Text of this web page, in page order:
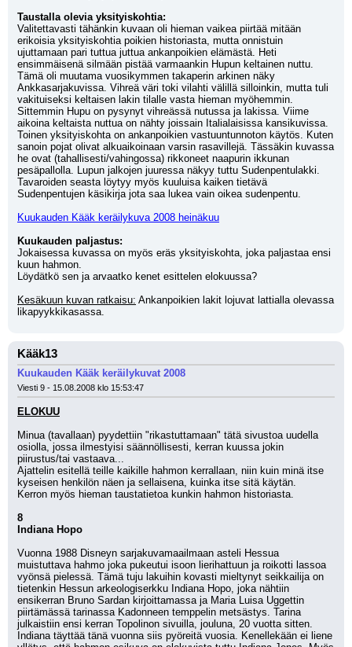
Taustalla olevia yksityiskohtia:
Valitettavasti tähänkin kuvaan oli hieman vaikea piirtää mitään
erikoisia yksityiskohtia poikien historiasta, mutta onnistuin
ujuttamaan pari tuttua juttua ankanpoikien elämästä. Heti
ensimmäisenä silmään pistää varmaankin Hupun keltainen nuttu.
Tämä oli muutama vuosikymmen takaperin arkinen näky
Ankkasarjakuvissa. Vihreä väri toki vilahti välillä silloinkin, mutta tuli
vakituiseksi keltaisen lakin tilalle vasta hieman myöhemmin.
Sittemmin Hupu on pysynyt vihreässä nutussa ja lakissa. Viime
aikoina keltaista nuttua on nähty joissain Italialaisissa kansikuvissa.
Toinen yksityiskohta on ankanpoikien vastuuntunnoton käytös. Kuten
sanoin pojat olivat alkuaikoinaan varsin rasavillejä. Tässäkin kuvassa
he ovat (tahallisesti/vahingossa) rikkoneet naapurin ikkunan
pesäpallolla. Lupun jalkojen juuressa näkyy tuttu Sudenpentulakki.
Tavaroiden seasta löytyy myös kuuluisa kaiken tietävä
Sudenpentujen käsikirja jota saa lukea vain oikea sudenpentu.
Kuukauden Kääk keräilykuva 2008 heinäkuu
Kuukauden paljastus:
Jokaisessa kuvassa on myös eräs yksityiskohta, joka paljastaa ensi
kuun hahmon.
Löydätkö sen ja arvaatko kenet esittelen elokuussa?
Kesäkuun kuvan ratkaisu: Ankanpoikien lakit lojuvat lattialla olevassa
likapyykkikasassa.
Kääk13
Kuukauden Kääk keräilykuvat 2008
Viesti 9 - 15.08.2008 klo 15:53:47
ELOKUU
Minua (tavallaan) pyydettiin "rikastuttamaan" tätä sivustoa uudella
osiolla, jossa ilmestyisi säännöllisesti, kerran kuussa jokin
piirustus/tai vastaava...
Ajattelin esitellä teille kaikille hahmon kerrallaan, niin kuin minä itse
kyseisen henkilön näen ja sellaisena, kuinka itse sitä käytän.
Kerron myös hieman taustatietoa kunkin hahmon historiasta.
8
Indiana Hopo
Vuonna 1988 Disneyn sarjakuvamaailmaan asteli Hessua
muistuttava hahmo joka pukeutui isoon lierihattuun ja roikotti lassoa
vyönsä pielessä. Tämä tuju lakuihin kovasti mieltynyt seikkailija on
tietenkin Hessun arkeologiserkku Indiana Hopo, joka nähtiin
ensikerran Bruno Sardan kirjoittamassa ja Maria Luisa Uggettin
piirtämässä tarinassa Kadonneen temppelin metsästys. Tarina
julkaistiin ensi kerran Topolinon sivuilla, jouluna, 20 vuotta sitten.
Indiana täyttää tänä vuonna siis pyöreitä vuosia. Kenellekään ei liene